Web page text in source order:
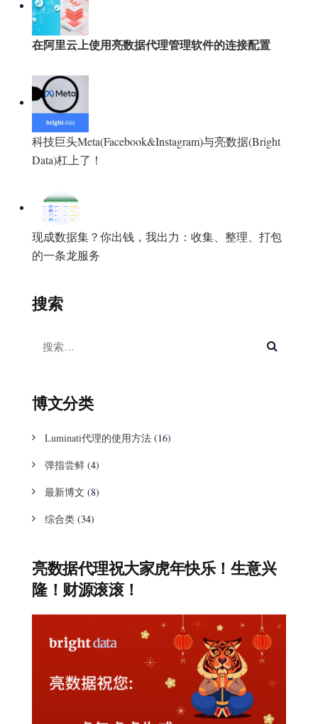
在阿里云上使用亮数据代理管理软件的连接配置
科技巨头Meta(Facebook&Instagram)与亮数据(Bright
Data)杠上了！
现成数据集？你出钱，我出力：收集、整理、打包
的一条龙服务
搜索
博文分类
Luminati代理的使用方法 (16)
弹指尝鲜 (4)
最新博文 (8)
综合类 (34)
亮数据代理祝大家虎年快乐！生意兴
隆！财源滚滚！